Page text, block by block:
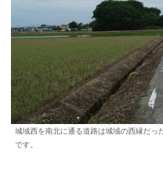
城域西を南北に通る道路は城域の西縁だっ
です。